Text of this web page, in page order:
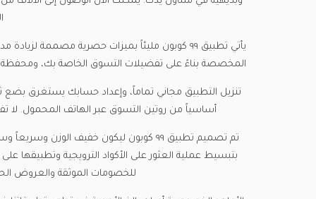
يأتي تطبيق ٩٩ كوبون مليئاً بميزات حصرية مصممة
المخصصة بناءً على تفضيلات التسوق الخاصة بك، ومحفظة
أساسياً من روتين التسوق عبر الهاتف المحمول. لا
تم تصميم تطبيق ٩٩ كوبون ليكون خفيف
بتبسيط عملية العثور على الأكواد الترويجية وتطبيقها
للخصومات الموثقة والعروض